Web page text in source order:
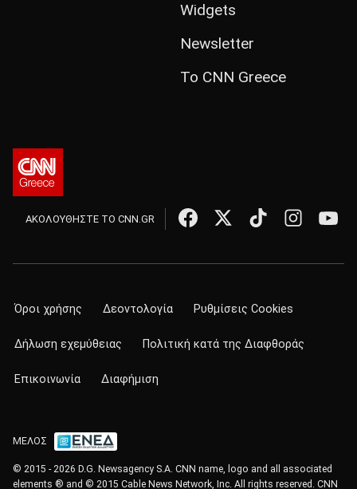
Widgets
Newsletter
Το CNN Greece
ΑΚΟΛΟΥΘΗΣΤΕ ΤΟ CNN.GR
Όροι χρήσης Δεοντολογία Ρυθμίσεις Cookies
Δήλωση εχεμύθειας Πολιτική κατά της Διαφθοράς
Επικοινωνία Διαφήμιση
ΜΕΛΟΣ
© 2015 - 2026 D.G. Newsagency S.A. CNN name, logo and all associated
elements ® and © 2015 Cable News Network, Inc. All rights reserved. CNN